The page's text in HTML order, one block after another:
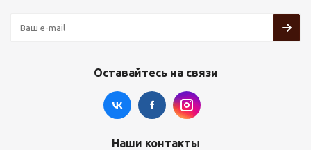
Оставайтесь на связи
Наши контакты